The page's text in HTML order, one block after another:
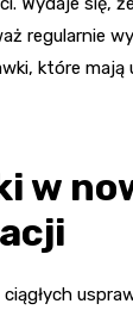
regularnie
które
w